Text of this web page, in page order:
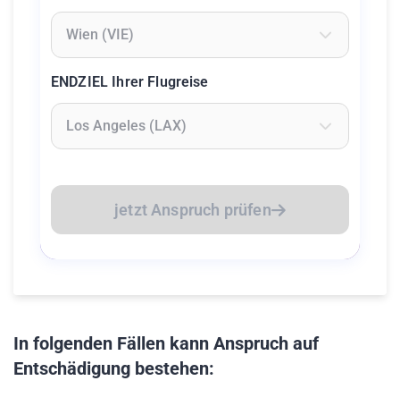
ENDZIEL Ihrer Flugreise
jetzt Anspruch prüfen
In folgenden Fällen kann Anspruch auf
Entschädigung bestehen: